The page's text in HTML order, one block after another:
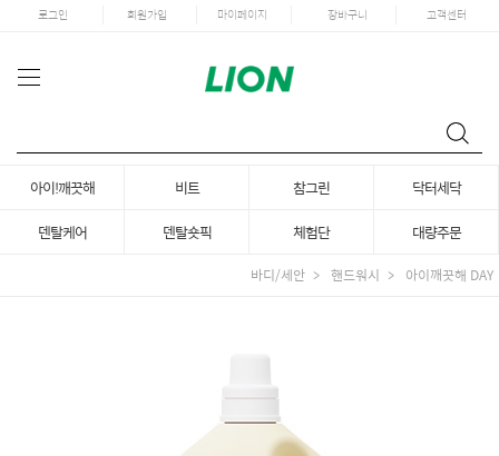
로그인 회원가입 마이페이지 장바구니 고객센터
아이!깨끗해 비트 참그린
닥터세닥
덴탈케어
덴탈숏픽 체험단 대량주문
바디/세안 핸드워시 아이깨끗해 DAY